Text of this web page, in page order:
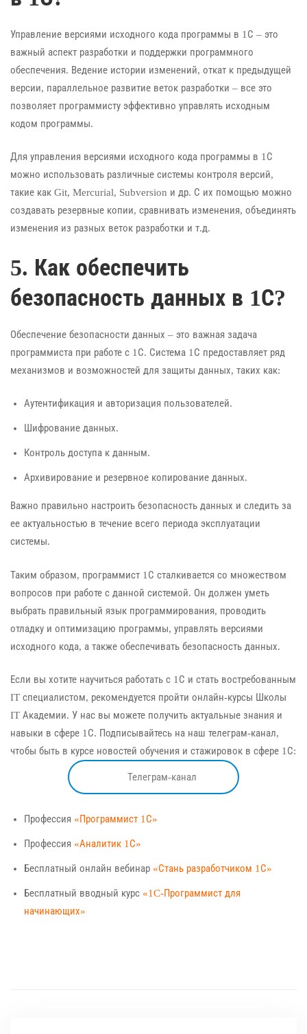
Управление версиями исходного кода программы в 1С – это
важный аспект разработки и поддержки программного
обеспечения. Ведение истории изменений, откат к предыдущей
версии, параллельное развитие веток разработки – все это
позволяет программисту эффективно управлять исходным
кодом программы.
Для управления версиями исходного кода программы в 1С
можно использовать различные системы контроля версий,
такие как Git, Mercurial, Subversion и др. С их помощью можно
создавать резервные копии, сравнивать изменения, объединять
изменения из разных веток разработки и т.д.
5. Как обеспечить
безопасность данных в 1С?
Обеспечение безопасности данных – это важная задача
программиста при работе с 1С. Система 1С предоставляет ряд
механизмов и возможностей для защиты данных, таких как:
Аутентификация и авторизация пользователей.
Шифрование данных.
Контроль доступа к данным.
Архивирование и резервное копирование данных.
Важно правильно настроить безопасность данных и следить за
ее актуальностью в течение всего периода эксплуатации
системы.
Таким образом, программист 1С сталкивается со множеством
вопросов при работе с данной системой. Он должен уметь
выбрать правильный язык программирования, проводить
отладку и оптимизацию программы, управлять версиями
исходного кода, а также обеспечивать безопасность данных.
Если вы хотите научиться работать с 1С и стать востребованным
IT специалистом, рекомендуется пройти онлайн-курсы Школы
IT Академии. У нас вы можете получить актуальные знания и
навыки в сфере 1С. Подписывайтесь на наш телеграм-канал,
чтобы быть в курсе новостей обучения и стажировок в сфере 1С:
Телеграм-канал
Профессия «Программист 1С»
Профессия «Аналитик 1С»
Бесплатный онлайн вебинар «Стань разработчиком 1С»
Бесплатный вводный курс «1C-Программист для
начинающих»